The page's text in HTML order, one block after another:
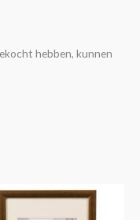
hebben, kunnen
Prijsklasse:
€4,25
Dit